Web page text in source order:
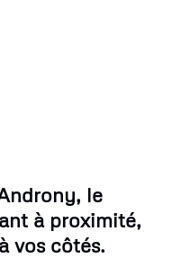
le
à proximité,
vos côtés.